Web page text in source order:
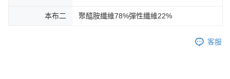
本布二 聚醯胺纖維78%彈性纖維22%
客服